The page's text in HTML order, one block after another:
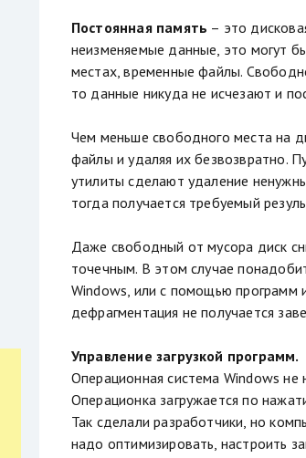
Постоянная память – это
неизменяемые данные, это могут
местах, временные файлы.
то данные никуда не исчезают и
Чем меньше свободного места на
файлы и удаляя их безвозвратно.
утилиты сделают удаление
тогда получается требуемый
Даже свободный от мусора диск
точечным. В этом случае
Windows, или с помощью программ
дефрагментация не получается
Управление загрузкой программ.
Операционная система Windows не
Операционка загружается по
Так сделали разработчики, но
надо оптимизировать, настроить